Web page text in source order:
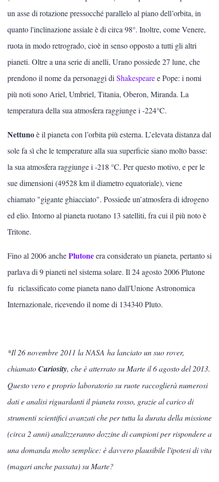
un asse di rotazione pressocché parallelo al piano dell’orbita, in
quanto l'inclinazione assiale è di circa 98°. Inoltre, come Venere,
ruota in modo retrogrado, cioè in senso opposto a tutti gli altri
pianeti. Oltre a una serie di anelli, Urano possiede 27 lune, che
prendono il nome da personaggi di Shakespearee Pope: i nomi
più noti sono Ariel, Umbriel, Titania, Oberon, Miranda. La
temperatura della sua atmosfera raggiunge i -224°C.
Nettunoè il pianeta con l’orbita più esterna. L’elevata distanza dal
sole fa sì che le temperature alla sua superficie siano molto basse:
la sua atmosfera raggiunge i -218 °C. Per questo motivo, e per le
sue dimensioni (49528 km il diametro equatoriale), viene
chiamato "gigante ghiacciato". Possiede un’atmosfera di idrogeno
ed elio. Intorno al pianeta ruotano 13 satelliti, fra cui il più noto è
Tritone.
Fino al 2006 anchePlutoneera considerato un pianeta, pertanto si
parlava di 9 pianeti nel sistema solare. Il 24 agosto 2006 Plutone
fu riclassificato come pianeta nano dall'Unione Astronomica
Internazionale, ricevendo il nome di 134340 Pluto.
*Il 26 novembre 2011 la NASA ha lanciato un suo rover,
chiamatoCuriosity, che è atterrato su Marte il 6 agosto del 2013.
Questo vero e proprio laboratorio su ruote raccoglierà numerosi
dati e analisi riguardanti il pianeta rosso, grazie al carico di
strumenti scientifici avanzati che per tutta la durata della missione
(circa 2 anni) analizzeranno dozzine di campioni per rispondere a
una domanda molto semplice: è davvero plausibile l'ipotesi di vita
(magari anche passata) su Marte?